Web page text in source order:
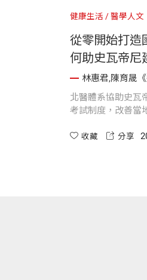
健康生活 醫學人文
從零開始打造
何助史瓦帝尼
樣愛，給世界
林惠君,陳育晟
北醫體系協助史瓦
考試制度，改善當
成功推動國考制度
收藏 分享